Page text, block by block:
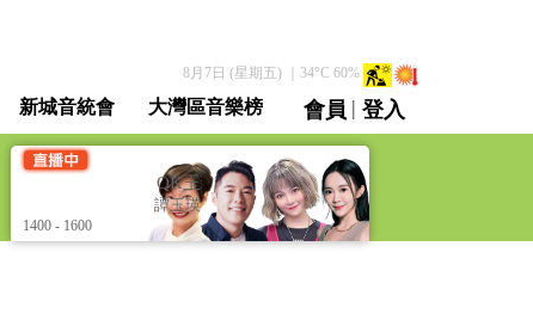
8月7日 (星期五)｜ 34°C 60%
新城音統會 大灣區音樂榜 會員 | 登入
直播 / 重溫
QK玉瑛室 [QK-pedia]
譚玉瑛 何基佑 麥皓兒 黃筠兒
1400 - 1600